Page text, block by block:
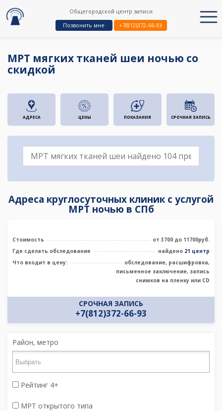
Общегородской центр записи
Позвонить мне
+7(812)372-66-93
МРТ мягких тканей шеи ночью со
скидкой
АДРЕСА ЦЕНЫ ПОКАЗАНИЯ СРОЧНАЯ ЗАПИСЬ
Адреса круглосуточных клиник с услугой
МРТ ночью в СПб
Стоимость
от 3700 до 11700руб.
Где сделать обследование
найдено 21 центр
Что входит в цену:
обследование, расшифровка,
письменное заключение, запись
снимков на пленку или CD
СРОЧНАЯ ЗАПИСЬ
+7(812)372-66-93
Район, метро
Рейтинг 4+
МРТ открытого типа